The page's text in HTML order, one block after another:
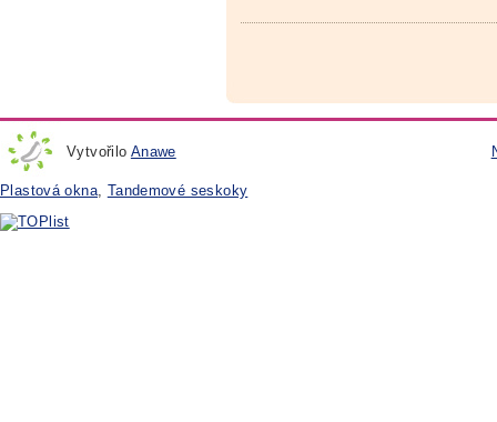
Vytvořilo Anawe
Plastová okna Tandemové seskoky